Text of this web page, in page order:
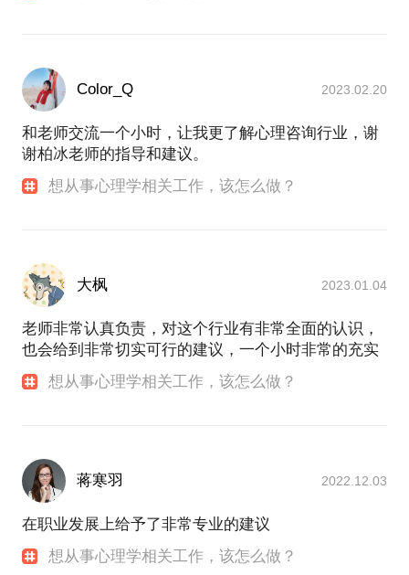
Color_Q 2023.02.20
和老师交流一个小时，让我更了解心理咨询行业，谢
谢柏冰老师的指导和建议。
想从事心理学相关工作，该怎么做？
大枫 2023.01.04
老师非常认真负责，对这个行业有非常全面的认识，
也会给到非常切实可行的建议，一个小时非常的充实
想从事心理学相关工作，该怎么做？
蒋寒羽 2022.12.03
在职业发展上给予了非常专业的建议
想从事心理学相关工作，该怎么做？